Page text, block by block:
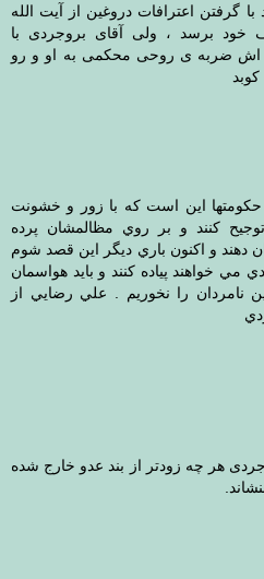
با گرفتن اعترافات دروغین از آیت الله
خود برسد ، ولی آقای بروجردی با
اش ضربه ی روحی محکمی به او و رو
اين است كه با زور و خشونت
كنند و بر روي مظالمشان پرده
دهند و اكنون باري ديگر اين قصد شوم
مي خواهند پياده كنند و بايد هواسمان
نامردان را نخوريم . علي رضايي از
هر چه زودتر از بند عدو خارج شده